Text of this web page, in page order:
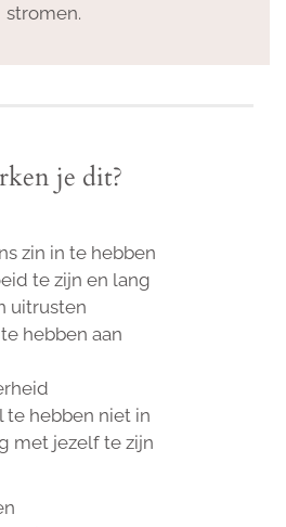
stromen.
je dit?
zin in te hebben
te zijn en lang
uitrusten
hebben aan
hebben niet in
met jezelf te zijn